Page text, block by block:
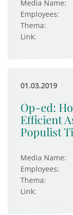
Media Name:
Employees:
Thema:
Link:
01.03.2019
Op-ed:
Efficient
Populist
Media Name:
Employees:
Thema:
Link: